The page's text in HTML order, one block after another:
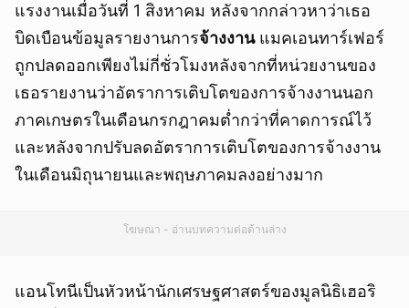
แรงงานเมื่อวันที่ 1 สิงหาคม หลังจากกล่าวหาว่าเธอ
บิดเบือนข้อมูลรายงานการจ้างงานแมคเอนทาร์เฟอร์
ถูกปลดออกเพียงไม่กี่ชั่วโมงหลังจากที่หน่วยงานของ
เธอรายงานว่าอัตราการเติบโตของการจ้างงานนอก
ภาคเกษตรในเดือนกรกฎาคมต่ำกว่าที่คาดการณ์ไว้
และหลังจากปรับลดอัตราการเติบโตของการจ้างงาน
ในเดือนมิถุนายนและพฤษภาคมลงอย่างมาก
โฆษณา - อ่านบทความต่อด้านล่าง
แอนโทนีเป็นหัวหน้านักเศรษฐศาสตร์ของมูลนิธิเฮอริ